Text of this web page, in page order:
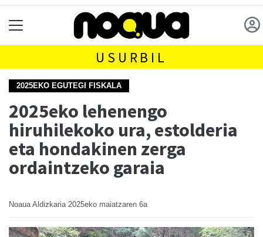
USURBIL
2025EKO EGUTEGI FISKALA
2025eko lehenengo
hiruhilekoko ura, estolderia
eta hondakinen zerga
ordaintzeko garaia
Noaua Aldizkaria 2025eko maiatzaren 6a